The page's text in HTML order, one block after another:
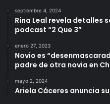
septiembre 4, 2024
Rina Leal revela detalles
podcast “2 Que 3”
enero 27, 2023
Novio es
padre de otra novia en
mayo 2, 2024
Ariela Cáceres anuncia